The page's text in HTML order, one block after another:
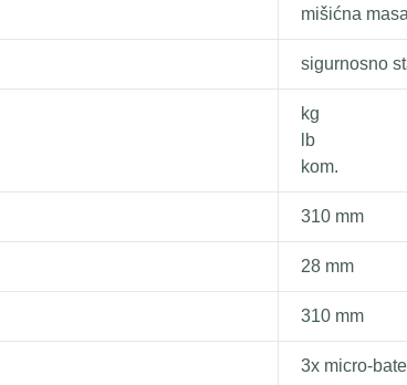
mišićna masa
sigurnosno
kg
lb
kom.
310 mm
28 mm
310 mm
3x micro-